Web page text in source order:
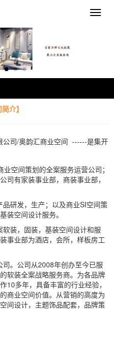
简介】
司/奥韵汇商业空间 ------是集开
空间策划的全案服务运营公司；
司有家装事业部，商装事业部，
研发，生产；以及商业SI空间策
装空间设计服务。
装，固装，基装空间设计和服
事业部为酒店，会所，样板房工
。公司从2008年创办至今已服
软装全案战略服务商。为各品牌
10多年，具备丰富的行业经验，
商业空间价值。从营销的高度为
间设计，主题饰品配套，品牌策